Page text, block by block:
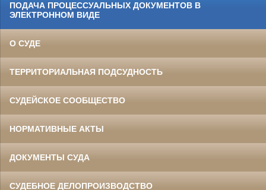
ПОДАЧА ПРОЦЕССУАЛЬНЫХ ДОКУМЕНТОВ В
ЭЛЕКТРОННОМ ВИДЕ
О СУДЕ
ТЕРРИТОРИАЛЬНАЯ ПОДСУДНОСТЬ
СУДЕЙСКОЕ СООБЩЕСТВО
НОРМАТИВНЫЕ АКТЫ
ДОКУМЕНТЫ СУДА
СУДЕБНОЕ ДЕЛОПРОИЗВОДСТВО